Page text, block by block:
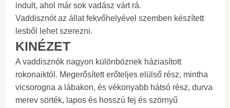
indult, ahol már sok vadász várt rá.
Vaddisznót az állat fekvőhelyével szemben készített
lesből lehet szerezni.
KINÉZET
A vaddisznók nagyon különböznek háziasított
rokonaiktól. Megerősített erőteljes elülső rész, mintha
vicsorogna a lábakon, és vékonyabb hátsó rész, durva
merev sörték, lapos és hosszú fej és szörnyű